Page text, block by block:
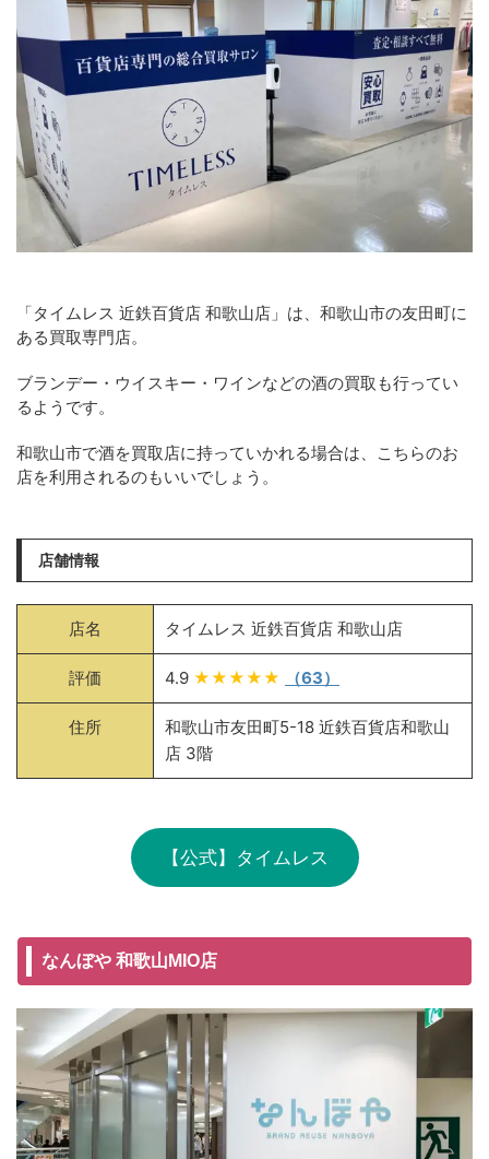
「タイムレス 近鉄百貨店 和歌山店」は、和歌山市の友田町に
ある買取専門店。
ブランデー・ウイスキー・ワインなどの酒の買取も行ってい
るようです。
和歌山市で酒を買取店に持っていかれる場合は、こちらのお
店を利用されるのもいいでしょう。
店舗情報
店名 タイムレス 近鉄百貨店 和歌山店
評価 4.9 ★★★★★ （63）
住所
和歌山市友田町5-18 近鉄百貨店和歌山
店 3階
【公式】タイムレス
なんぼや 和歌山MIO店